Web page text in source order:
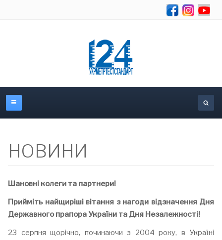
НОВИНИ
Шановні колеги та партнери!
Прийміть найщиріші вітання з нагоди відзначення Дня
Державного прапора України та Дня Незалежності!
23 серпня щорічно, починаючи з 2004 року, в Україні